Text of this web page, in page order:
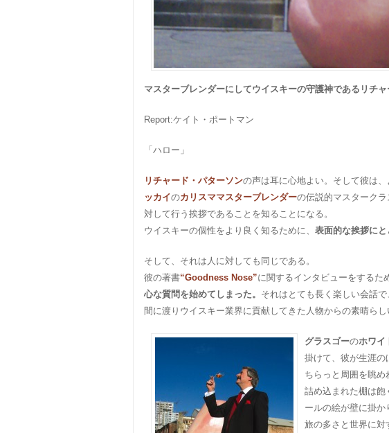
マスターブレンダーにしてウイスキーの守護神であるリチ
Report:ケイト・ポートマン
「ハロー」
リチャード・パターソンの声は耳に心地よい。そして彼は
ッカイのカリスママスターブレンダーの伝説的マスターク
対して行う挨拶であることを知ることになる。
ウイスキーの個性をより良く知るために、 表面的な挨拶に
そして、それは人に対しても同じである。
彼の著書“Goodness Nose”に関するインタビューをするた
心な質問を始めてしまった。 それはとても長く楽しい会話で
間に渡りウイスキー業界に貢献してきた人物からの素晴らし
グラスゴーのホワイ
掛けて、彼が生涯の
ちらっと周囲を眺
詰め込まれた棚は飽
ールの絵が壁に掛
旅の多さと世界に対